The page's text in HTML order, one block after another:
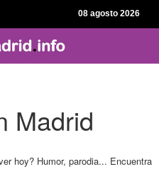
08 agosto 2026
Madrid
hoy? Humor, parodia... Encuentra